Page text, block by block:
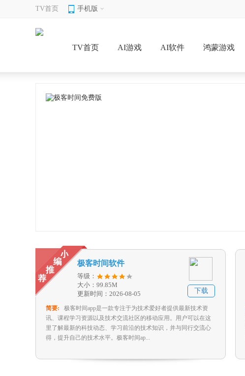
TV首页 手机版
TV首页 AI游戏 AI软件 鸿蒙游戏
极客时间软件
等级：
大小：99.85M
更新时间：2026-08-05
下载
简要:
极客时间app是一款专注于为技术爱好者提供最新技术资
讯、课程学习资源以及技术交流社区的移动应用。用户可以在这
里了解最新的科技动态、学习前沿的技术知识，并与同行交流心
得，提升自己的技术水平。极客时间ap...